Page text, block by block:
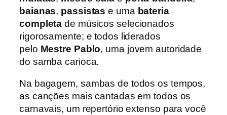
baianas, passistas e uma bateria
completa de músicos selecionados
rigorosamente; e todos liderados
pelo Mestre Pablo, uma jovem autoridade
do samba carioca.
Na bagagem, sambas de todos os tempos,
as canções mais cantadas em todos os
carnavais, um repertório extenso para você